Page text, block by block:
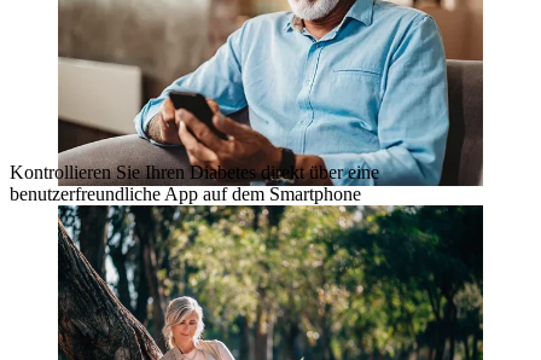
Kontrollieren Sie Ihren Diabetes direkt über eine
benutzerfreundliche App auf dem Smartphone